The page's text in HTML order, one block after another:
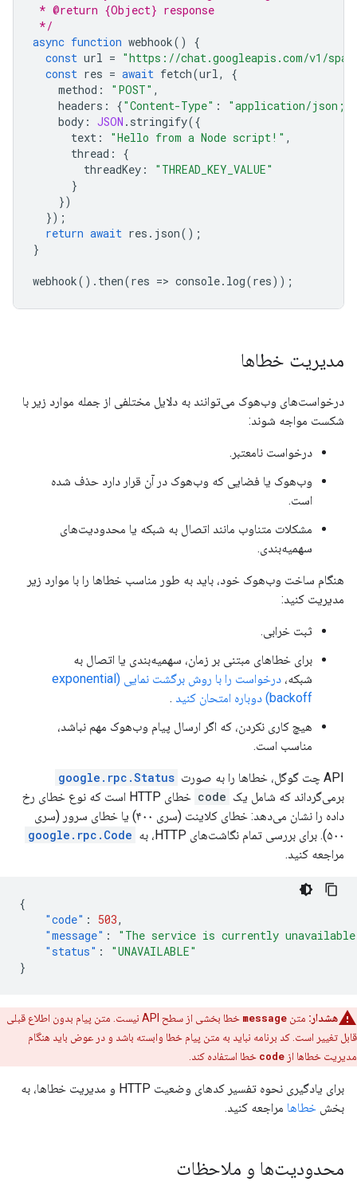
* @return {Object} response
*/
async function webhook()
{
const url = "https://chat.googleapis.com/v1/spaces/
const res = await fetch(url,
{
method : "POST" ,
headers : {"Content-Type" :
"application/json;
body : JSON . stringify({
text : "Hello from a Node script!" ,
thread :
{
threadKey :
"THREAD_KEY_VALUE"
}
})
});
return await res . json();
}
webhook(). then(res => console. log(res));
مدیریت خطاها
درخواست‌های وب‌هوک می‌توانند به دلایل مختلفی از جمله موارد زیر با
شکست مواجه شوند:
درخواست نامعتبر.
وب‌هوک یا فضایی که وب‌هوک در آن قرار دارد حذف شده
است.
مشکلات متناوب مانند اتصال به شبکه یا محدودیت‌های
سهمیه‌بندی.
هنگام ساخت وب‌هوک خود، باید به طور مناسب خطاها را با موارد زیر
مدیریت کنید:
ثبت خرابی.
برای خطاهای مبتنی بر زمان، سهمیه‌بندی یا اتصال به
شبکه،
درخواست را با روش برگشت نمایی (exponential
backoff) دوباره امتحان کنید
.
هیچ کاری نکردن، که اگر ارسال پیام وب‌هوک مهم نباشد،
مناسب است.
API چت گوگل، خطاها را به صورت
google.rpc.Status
برمی‌گرداند که شامل یک code
خطای HTTP است که نوع خطای رخ
داده را نشان می‌دهد: خطای کلاینت (سری ۴۰۰) یا خطای سرور (سری
۵۰۰). برای بررسی تمام نگاشت‌های HTTP، به
google.rpc.Code
مراجعه کنید.
{
"code" : 503,
"message" :
"The service is currently
"status" :
"UNAVAILABLE"
}
هشدار: متن message
خطا بخشی از سطح API نیست. متن پیام بدون اطلاع قبلی
قابل تغییر است. کد برنامه نباید به متن پیام خطا وابسته باشد و در عوض باید هنگام
مدیریت خطاها از code خطا استفاده کند.
برای یادگیری نحوه تفسیر کدهای وضعیت HTTP و مدیریت خطاها، به
بخش خطاها مراجعه کنید.
محدودیت‌ها و ملاحظات